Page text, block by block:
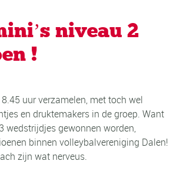
niveau 2
!
uur verzamelen, met toch wel
en druktemakers in de groep. Want
wedstrijdjes gewonnen worden,
binnen volleybalvereniging Dalen!
zijn wat nerveus.